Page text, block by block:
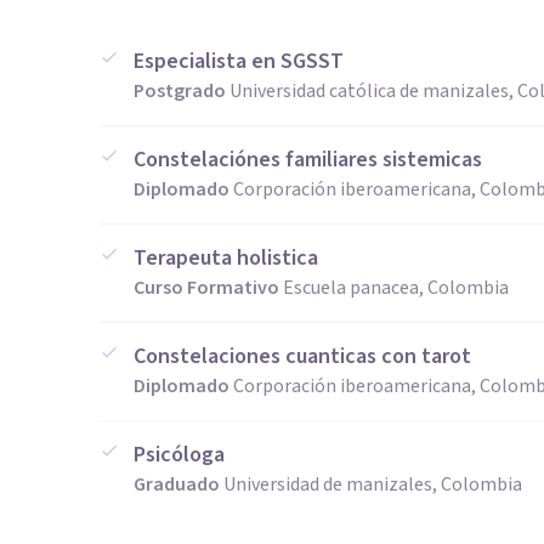
Especialista en SGSST
Postgrado Universidad católica de manizales,
Constelaciónes familiares sistemicas
DiplomadoCorporación iberoamericana,
Terapeuta holistica
Curso Formativo Escuela panacea, Colombia
Constelaciones cuanticas con tarot
DiplomadoCorporación iberoamericana,
Psicóloga
Graduado Universidad de manizales, Colombia